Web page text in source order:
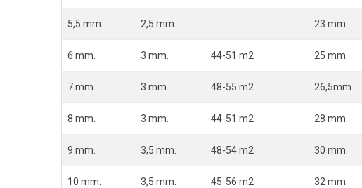
5,5 mm. 2,5 mm. 23 mm.
6 mm. 3 mm. 44-51 m2 25 mm.
7 mm. 3 mm. 48-55 m2 26,5mm.
8 mm. 3 mm. 44-51 m2 28 mm.
9 mm. 3,5 mm. 48-54 m2 30 mm.
10 mm. 3,5 mm. 45-56 m2 32 mm.